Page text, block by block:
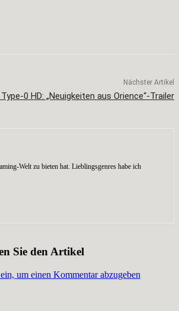
Nächster Artikel
0 HD: „Neuigkeiten aus Orience“-Trailer
Welt zu bieten hat. Lieblingsgenres habe ich
Sie den Artikel
um einen Kommentar abzugeben